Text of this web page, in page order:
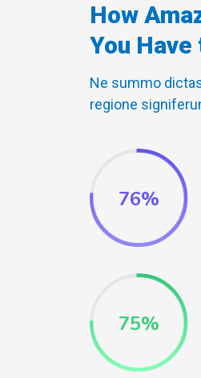
How
You Have
Ne summo
regione
76%
75%